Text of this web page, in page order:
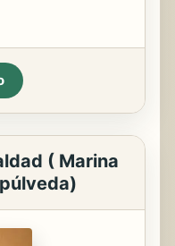
( Marina